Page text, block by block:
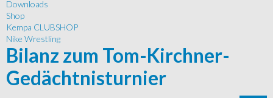
Downloads
Shop
Kempa CLUBSHOP
Nike Wrestling
Bilanz zum Tom-Kirchner-
Gedächtnisturnier